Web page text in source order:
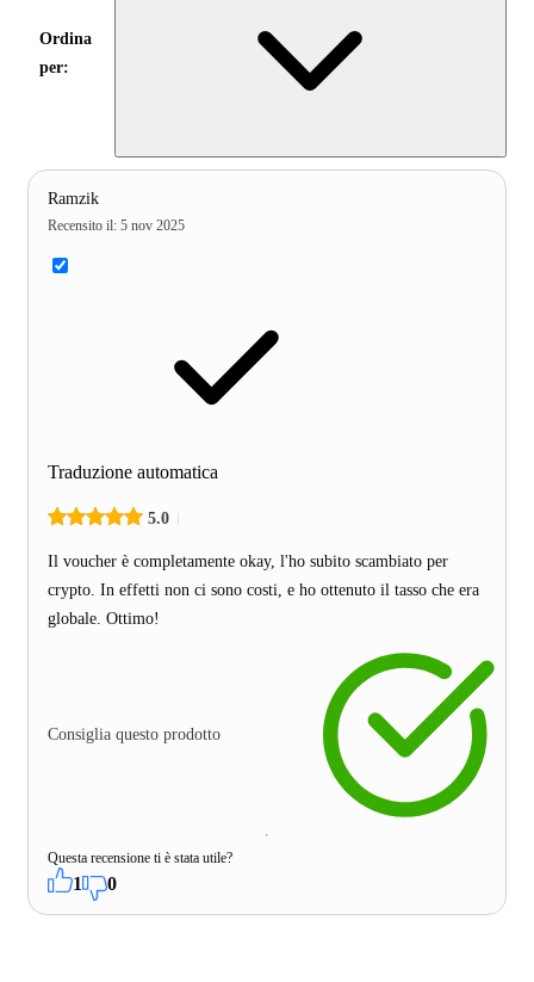
Ordina
per:
Ramzik
Recensito il: 5 nov 2025
Traduzione automatica
5.0
Il voucher è completamente okay, l'ho subito scambiato per
crypto. In effetti non ci sono costi, e ho ottenuto il tasso che era
globale. Ottimo!
Consiglia questo prodotto
Questa recensione ti è stata utile?
1 0